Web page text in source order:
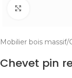
Mobilier bois massif
Chevet pin